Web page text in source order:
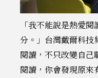
「我不能說是熱愛
分。」台灣戴爾科技
閱讀，不只改變自己
閱讀，你會發現原來